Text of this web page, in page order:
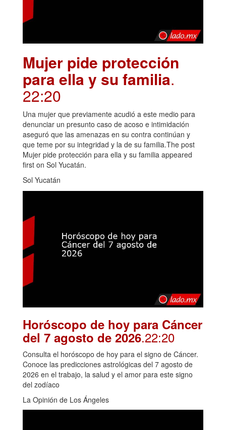
Mujer pide protección
para ella y su familia.
22:20
Una mujer que previamente acudió a este medio para
denunciar un presunto caso de acoso e intimidación
aseguró que las amenazas en su contra continúan y
que teme por su integridad y la de su familia.The post
Mujer pide protección para ella y su familia appeared
first on Sol Yucatán.
Sol Yucatán
Horóscopo de hoy para Cáncer
del 7 agosto de 2026.22:20
Consulta el horóscopo de hoy para el signo de Cáncer.
Conoce las predicciones astrológicas del 7 agosto de
2026 en el trabajo, la salud y el amor para este signo
del zodíaco
La Opinión de Los Ángeles